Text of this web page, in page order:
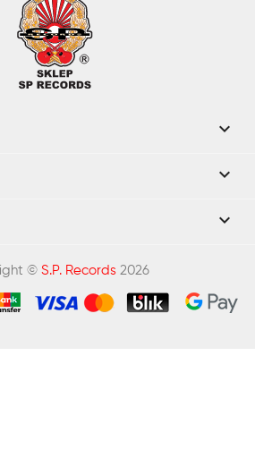



© S.P. Records2026